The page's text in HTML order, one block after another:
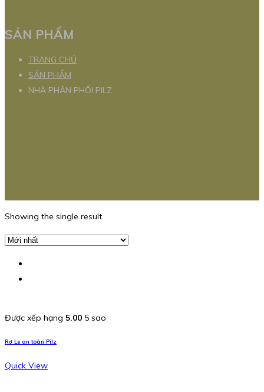
SẢN PHẨM
TRANG CHỦ
SẢN PHẨM
NHÀ PHÂN PHỐI PILZ
Showing the single result
Được xếp hạng 5.00 5 sao
Rơ Le an toàn Pilz
Quick View